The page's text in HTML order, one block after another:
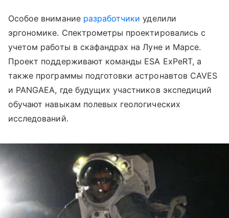
Особое внимание разработчики уделили
эргономике. Спектрометры проектировались с
учетом работы в скафандрах на Луне и Марсе.
Проект поддерживают команды ESA ExPeRT, а
также программы подготовки астронавтов CAVES
и PANGAEA, где будущих участников экспедиций
обучают навыкам полевых геологических
исследований.